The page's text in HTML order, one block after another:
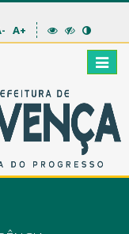
A+
Toggle